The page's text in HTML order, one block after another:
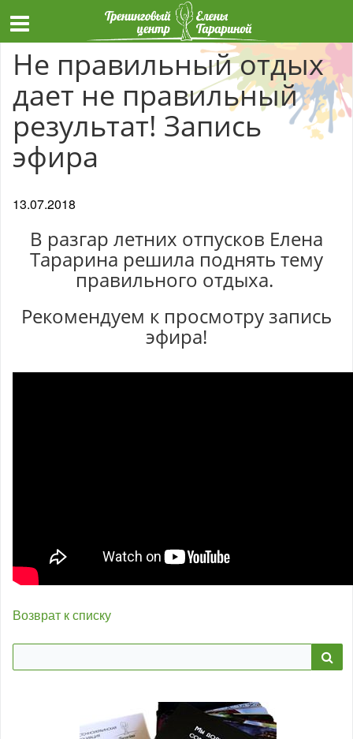
Не правильный отдых
дает не правильный
результат! Запись
эфира
13.07.2018
В разгар летних отпусков Елена
Тарарина решила поднять тему
правильного отдыха.
Рекомендуем к просмотру запись
эфира!
Возврат к списку